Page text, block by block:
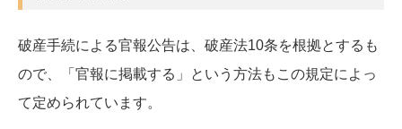
破産手続による官報公告は、破産法10条を根拠とするも
ので、「官報に掲載する」という方法もこの規定によっ
て定められています。